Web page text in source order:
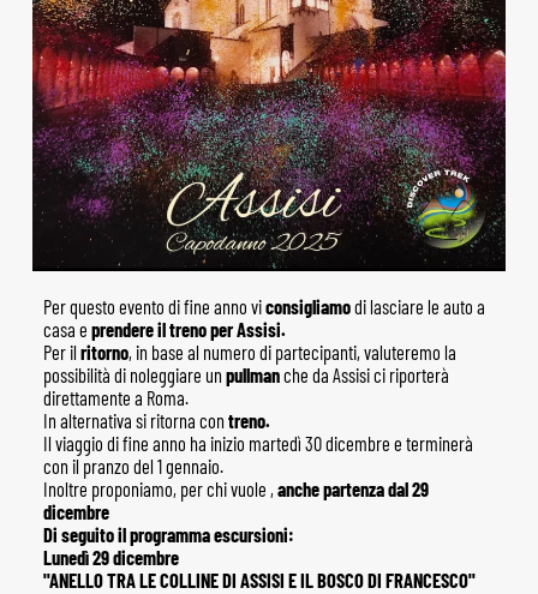
Per questo evento di fine anno viconsigliamodi lasciare le auto a
casa e prendere il treno per Assisi.
Per il ritorno, in base al numero di partecipanti, valuteremo la
possibilità di noleggiare un pullmanche da Assisi ci riporterà
direttamente a Roma.
In alternativa si ritorna con treno.
Il viaggio di fine anno ha inizio martedì 30 dicembre e terminerà
con il pranzo del 1 gennaio.
Inoltre proponiamo, per chi vuole ,anche partenza dal 29
dicembre
Di seguito il programma escursioni:
Lunedì 29 dicembre
"ANELLO TRA LE COLLINE DI ASSISI E IL BOSCO DI FRANCESCO"